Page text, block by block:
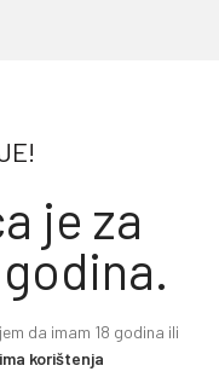
je za
da imam 18 godina ili
korištenja
STRANICABLOG
WINCHESTER SXR2